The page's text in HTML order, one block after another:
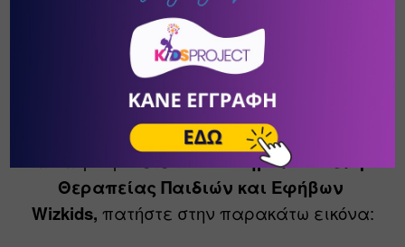
Για να γνωρίσετε το Επιστημονικό Κέντρο
Θεραπείας Παιδιών και Εφήβων
Wizkids, πατήστε στην παρακάτω εικόνα: